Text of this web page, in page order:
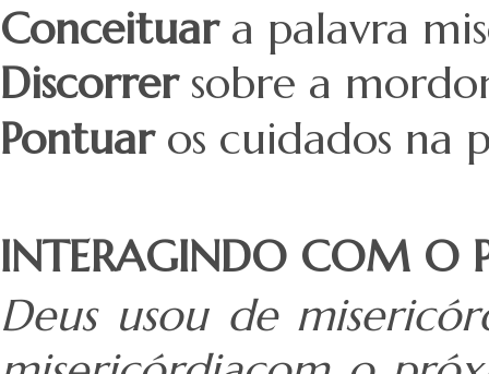
Conceituar a palavra
Discorrer sobre a
Pontuar os cuidados na
INTERAGINDO COM O
Deus usou de